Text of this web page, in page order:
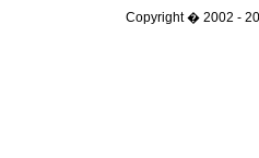
Copyright � 2002 -